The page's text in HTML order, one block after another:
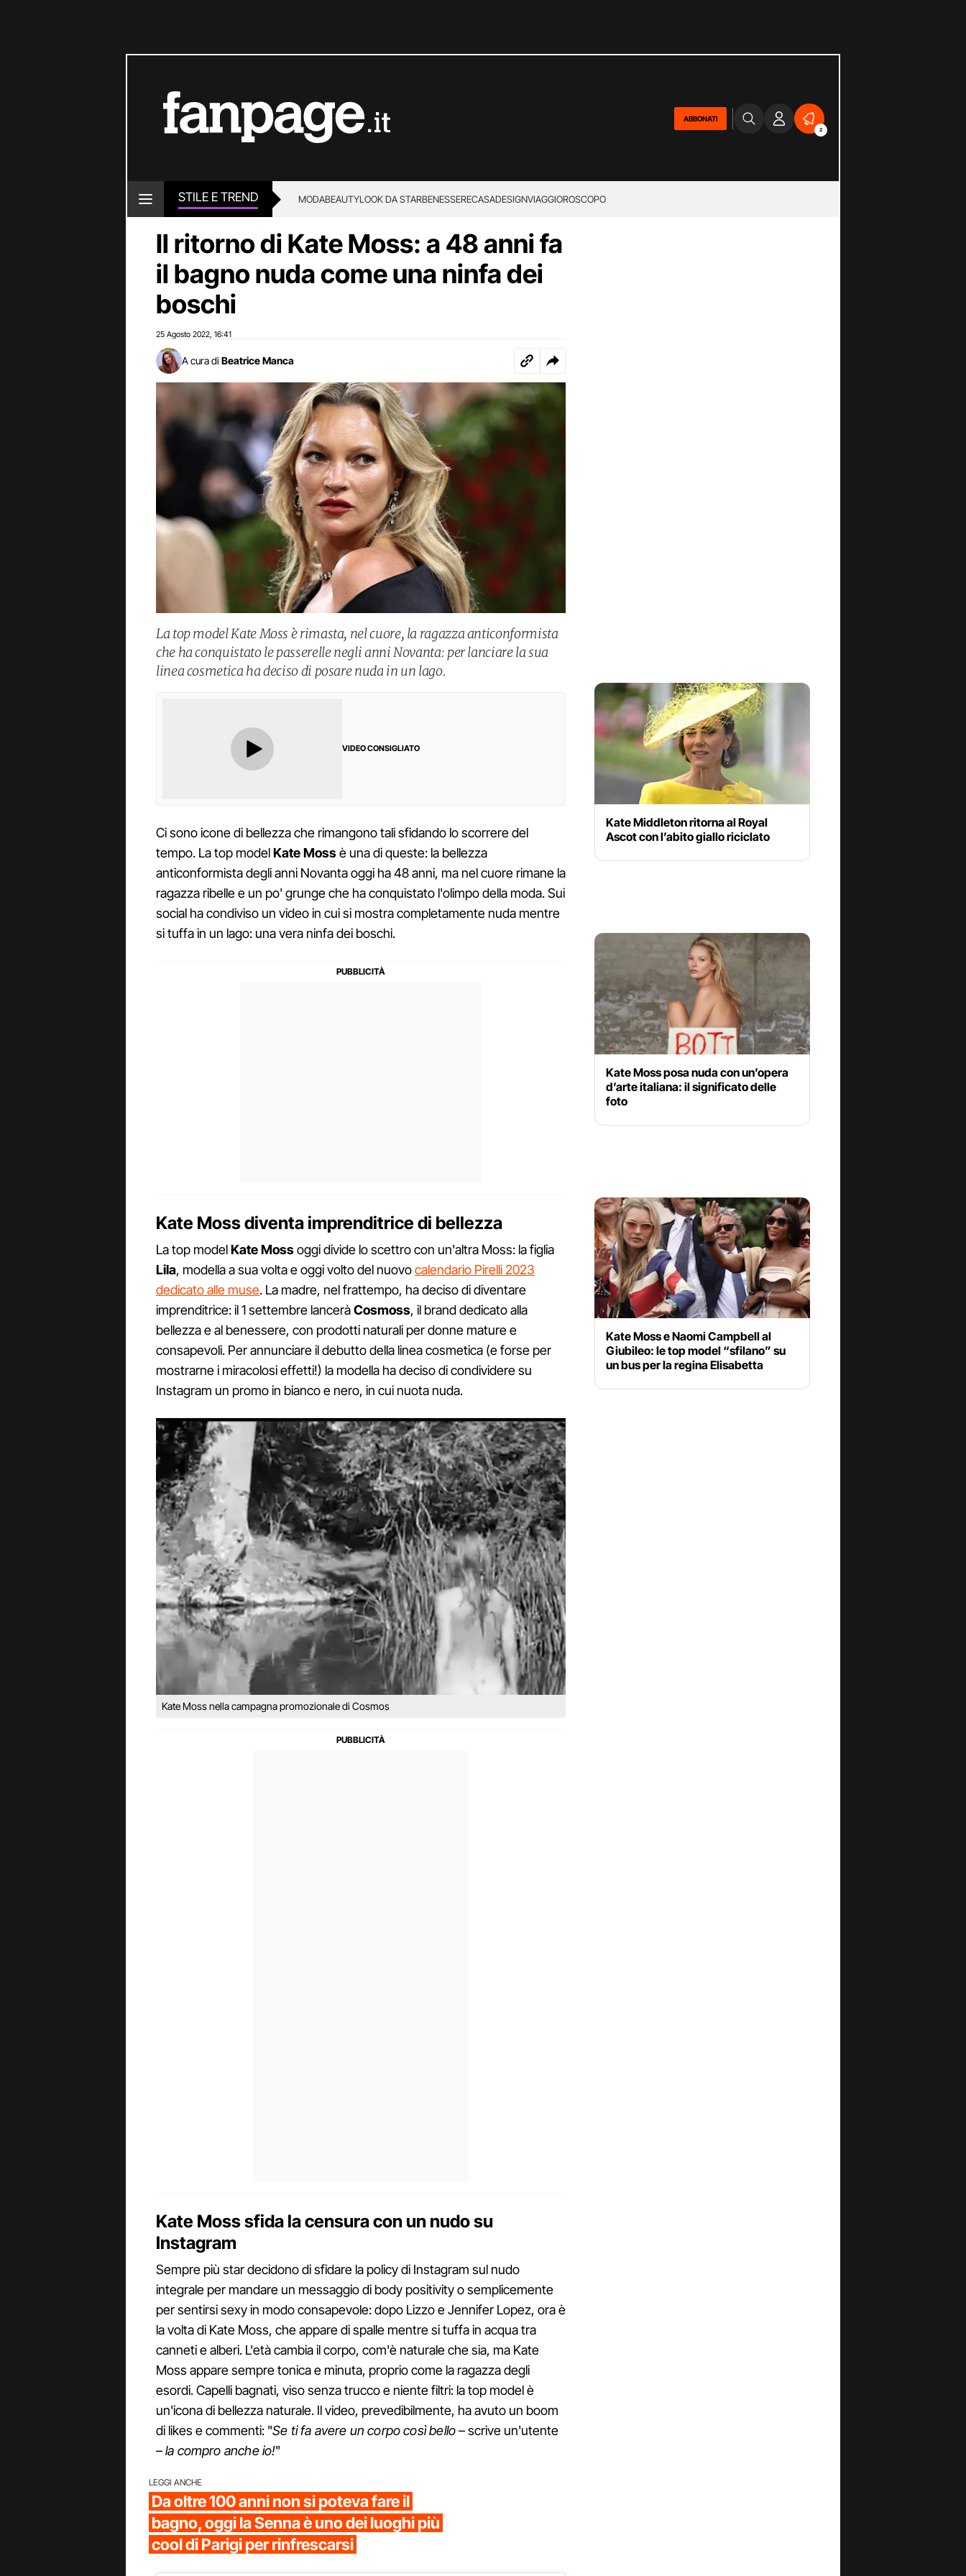
ABBONATI
2
STILE E TREND MODABEAUTYLOOK DA STARBENESSERECASADESIGNVIAGGIOROSCOPO
Il ritorno di Kate Moss: a 48 anni fa
il bagno nuda come una ninfa dei
boschi
25 Agosto 2022 16:41
A cura di Beatrice Manca
La top model Kate Moss è rimasta, nel cuore, la ragazza anticonformista
che ha conquistato le passerelle negli anni Novanta: per lanciare la sua
linea cosmetica ha deciso di posare nuda in un lago.
VIDEO CONSIGLIATO
Ci sono icone di bellezza che rimangono tali sfidando lo scorrere del
tempo. La top modelKate Mossè una di queste: la bellezza
anticonformista degli anni Novanta oggi ha 48 anni, ma nel cuore rimane la
ragazza ribelle e un po' grunge che ha conquistato l'olimpo della moda. Sui
social ha condiviso un video in cui si mostra completamente nuda mentre
si tuffa in un lago: una vera ninfa dei boschi.
Kate Moss diventa imprenditrice di bellezza
La top modelKate Mossoggi divide lo scettro con un'altra Moss: la figlia
Lila, modella a sua volta e oggi volto del nuovocalendario Pirelli 2023
dedicato alle muse. La madre, nel frattempo, ha deciso di diventare
imprenditrice: il 1 settembre lanceràCosmoss, il brand dedicato alla
bellezza e al benessere, con prodotti naturali per donne mature e
consapevoli. Per annunciare il debutto della linea cosmetica (e forse per
mostrarne i miracolosi effetti!) la modella ha deciso di condividere su
Instagram un promo in bianco e nero, in cui nuota nuda.
Kate Moss nella campagna promozionale di Cosmos
Kate Moss sfida la censura con un nudo su
Instagram
Sempre più star decidono di sfidare la policy di Instagram sul nudo
integrale per mandare un messaggio di body positivity o semplicemente
per sentirsi sexy in modo consapevole: dopo Lizzo e Jennifer Lopez, ora è
la volta di Kate Moss, che appare di spalle mentre si tuffa in acqua tra
canneti e alberi. L'età cambia il corpo, com'è naturale che sia, ma Kate
Moss appare sempre tonica e minuta, proprio come la ragazza degli
esordi. Capelli bagnati, viso senza trucco e niente filtri: la top model è
un'icona di bellezza naturale. Il video, prevedibilmente, ha avuto un boom
di likes e commenti: "Se ti fa avere un corpo così bello– scrive un'utente
–la compro anche io!"
LEGGI ANCHE
Da oltre 100 anni non si poteva fare il
bagno, oggi la Senna è uno dei luoghi più
cool di Parigi per rinfrescarsi
Kate Middleton ritorna al Royal
Ascot con l’abito giallo riciclato
Kate Moss posa nuda con un’opera
d’arte italiana: il significato delle
foto
Kate Moss e Naomi Campbell al
Giubileo: le top model “sfilano” su
un bus per la regina Elisabetta